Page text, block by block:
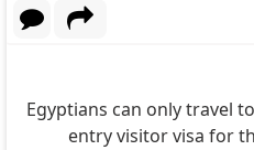
Egyptians can only travel
entry visitor visa for